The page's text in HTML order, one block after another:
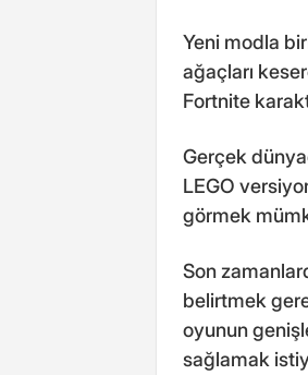
Yeni modla
ağaçları
Fortnite
Gerçek
LEGO
görmek
Son
belirtmek
oyunun
sağlamak